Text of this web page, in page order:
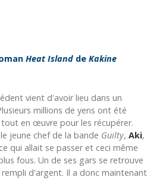
Heat Island de Kakine
vient d'avoir lieu dans un
millions de yens ont été
en œuvre pour les récupérer.
jeune chef de la bande Guilty, Aki,
qui allait se passer et ceci même
fous. Un de ses gars se retrouve
rempli d'argent. Il a donc maintenant